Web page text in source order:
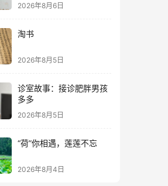
2026年8月6日
淘书
2026年8月5日
诊室故事：接诊肥胖男孩
多多
2026年8月5日
“荷”你相遇，莲莲不忘
2026年8月4日